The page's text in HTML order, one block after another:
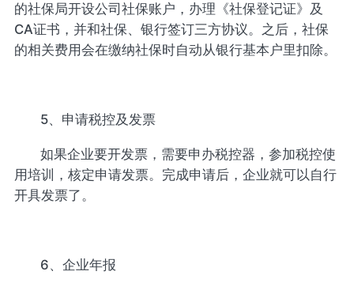
的社保局开设公司社保账户，办理《社保登记证》及
CA证书，并和社保、银行签订三方协议。之后，社保
的相关费用会在缴纳社保时自动从银行基本户里扣除。
5、申请税控及发票
如果企业要开发票，需要申办税控器，参加税控使
用培训，核定申请发票。完成申请后，企业就可以自行
开具发票了。
6、企业年报